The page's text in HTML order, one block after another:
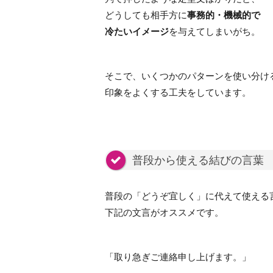
どうしても相手方に事務的・機械的で
冷たいイメージを与えてしまいがち。
そこで、いくつかのパターンを使い分け
印象をよくする工夫をしています。
普段から使える結びの言葉
普段の「どうぞ宜しく」に代えて使える
下記の文言がオススメです。
「取り急ぎご連絡申し上げます。」